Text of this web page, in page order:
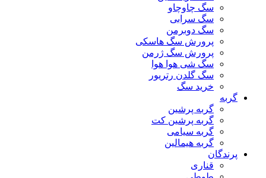
سگ چاوچاو
سگ سرابی
سگ دوبرمن
پرورش سگ هاسکی
پرورش سگ ژرمن
سگ شی هوا هوا
سگ گلدن رتریور
خرید سگ
گربه
گربه پرشین
گربه پرشین کت
گربه سیامی
گربه هیمالین
پرندگان
قناری